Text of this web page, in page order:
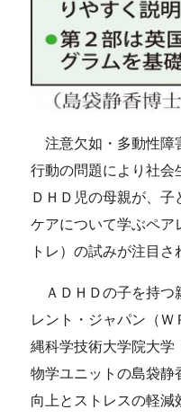
注意欠如・多動性障
行動の問題により社会
ＤＨＤ児の母親が、
ケアについて学ぶペア
トレ）の試みが注目さ
ＡＤＨＤの子を持つ
レント・ジャパン（
縄科学技術大学院大学
物学ユニットの島袋静
向上とストレスの軽減